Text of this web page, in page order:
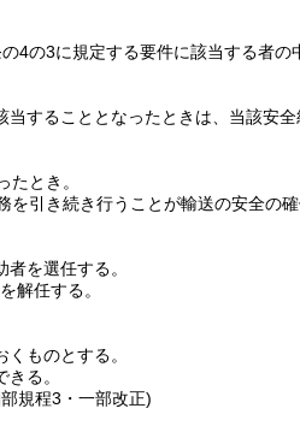
の3に規定する要件に該当する者の
当することとなったときは、当該安
とき。
引き続き行うことが輸送の安全の
を選任する。
解任する。
ものとする。
る。
規程3・一部改正)